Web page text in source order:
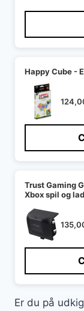
Happy Cube -
Trust Gaming
Xbox spil og
Er du på